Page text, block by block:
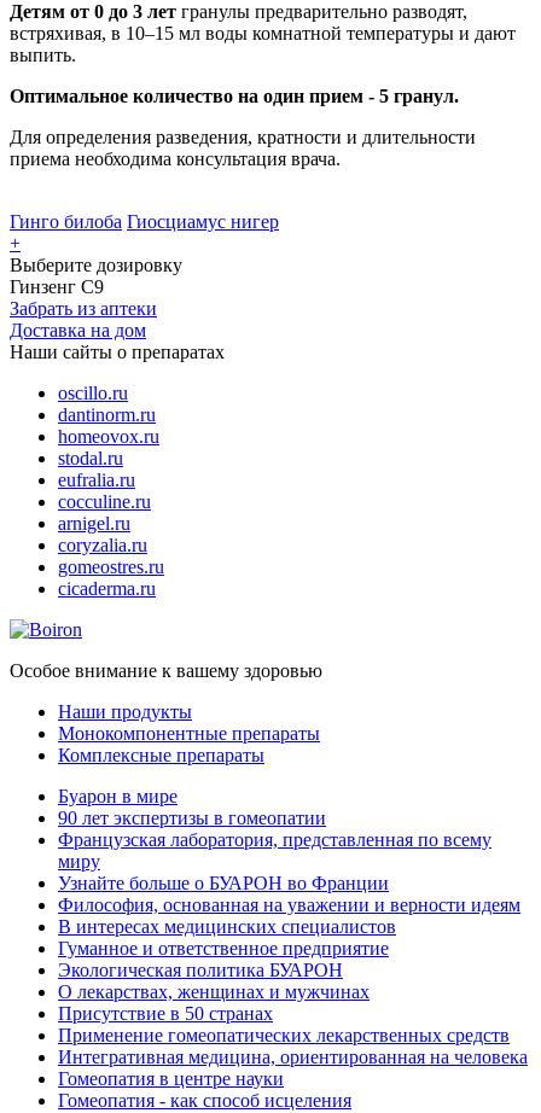
Детям от 0 до 3 лет гранулы предварительно разводят,
встряхивая, в 10–15 мл воды комнатной температуры и дают
выпить.
Оптимальное количество на один прием - 5 гранул.
Для определения разведения, кратности и длительности
приема необходима консультация врача.
Гинго билоба Гиосциамус нигер
+
Выберите дозировку
Гинзенг С9
Забрать из аптеки
Доставка на дом
Наши сайты о препаратах
oscillo.ru
dantinorm.ru
homeovox.ru
stodal.ru
eufralia.ru
cocculine.ru
arnigel.ru
coryzalia.ru
gomeostres.ru
cicaderma.ru
Особое внимание к вашему здоровью
Наши продукты
Монокомпонентные препараты
Комплексные препараты
Буарон в мире
90 лет экспертизы в гомеопатии
Французская лаборатория, представленная по всему
миру
Узнайте больше о БУАРОН во Франции
Философия, основанная на уважении и верности идеям
В интересах медицинских специалистов
Гуманное и ответственное предприятие
Экологическая политика БУАРОН
О лекарствах, женщинах и мужчинах
Присутствие в 50 странах
Применение гомеопатических лекарственных средств
Интегративная медицина, ориентированная на человека
Гомеопатия в центре науки
Гомеопатия - как способ исцеления